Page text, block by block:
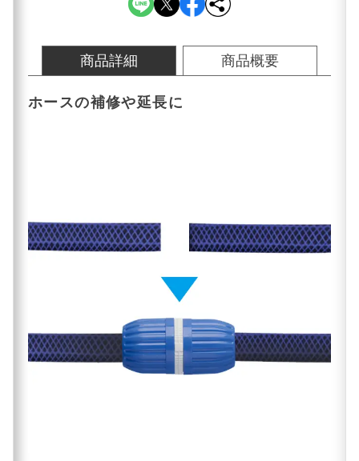
商品詳細 商品概要
ホースの補修や延長に